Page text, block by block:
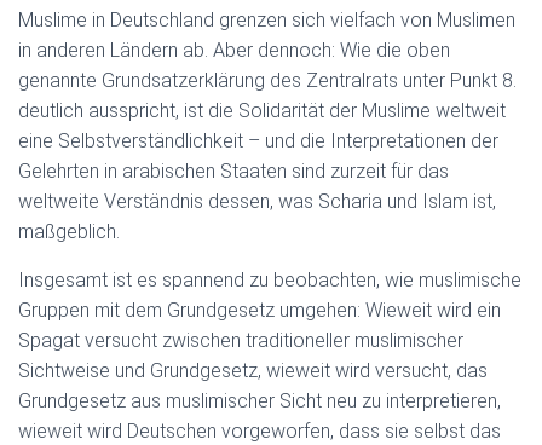
Muslime in Deutschland grenzen sich vielfach von Muslimen
in anderen Ländern ab. Aber dennoch: Wie die oben
genannte Grundsatzerklärung des Zentralrats unter Punkt 8.
deutlich ausspricht, ist die Solidarität der Muslime weltweit
eine Selbstverständlichkeit – und die Interpretationen der
Gelehrten in arabischen Staaten sind zurzeit für das
weltweite Verständnis dessen, was Scharia und Islam ist,
maßgeblich.
Insgesamt ist es spannend zu beobachten, wie muslimische
Gruppen mit dem Grundgesetz umgehen: Wieweit wird ein
Spagat versucht zwischen traditioneller muslimischer
Sichtweise und Grundgesetz, wieweit wird versucht, das
Grundgesetz aus muslimischer Sicht neu zu interpretieren,
wieweit wird Deutschen vorgeworfen, dass sie selbst das